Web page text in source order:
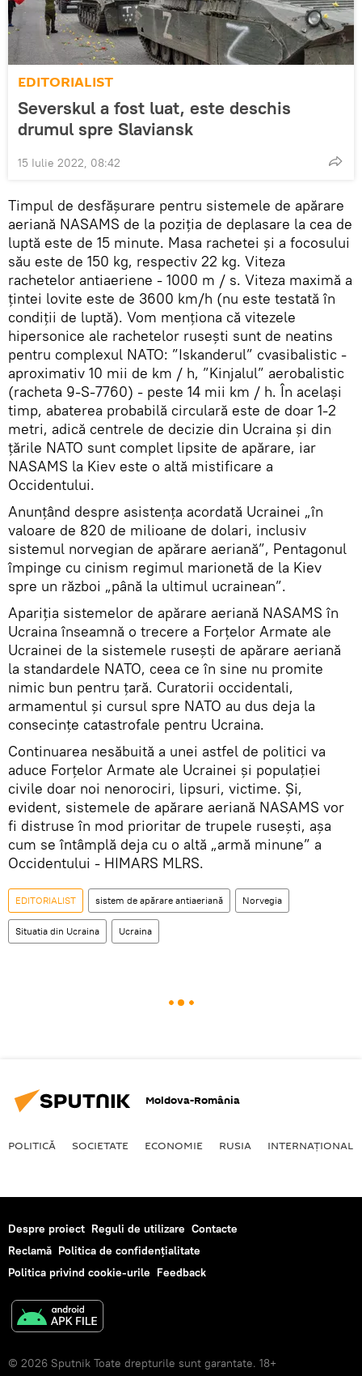
EDITORIALIST
Severskul a fost luat, este deschis
drumul spre Slaviansk
15 Iulie 2022, 08:42
Timpul de desfășurare pentru sistemele de apărare
aeriană NASAMS de la poziția de deplasare la cea de
luptă este de 15 minute. Masa rachetei și a focosului
său este de 150 kg, respectiv 22 kg. Viteza
rachetelor antiaeriene - 1000 m / s. Viteza maximă a
țintei lovite este de 3600 km/h (nu este testată în
condiții de luptă). Vom menționa că vitezele
hipersonice ale rachetelor rusești sunt de neatins
pentru complexul NATO: ”Iskanderul” cvasibalistic -
aproximativ 10 mii de km / h, ”Kinjalul” aerobalistic
(racheta 9-S-7760) - peste 14 mii km / h. În același
timp, abaterea probabilă circulară este de doar 1-2
metri, adică centrele de decizie din Ucraina și din
țările NATO sunt complet lipsite de apărare, iar
NASAMS la Kiev este o altă mistificare a
Occidentului.
Anunțând despre asistența acordată Ucrainei „în
valoare de 820 de milioane de dolari, inclusiv
sistemul norvegian de apărare aeriană”, Pentagonul
împinge cu cinism regimul marionetă de la Kiev
spre un război „până la ultimul ucrainean”.
Apariția sistemelor de apărare aeriană NASAMS în
Ucraina înseamnă o trecere a Forțelor Armate ale
Ucrainei de la sistemele rusești de apărare aeriană
la standardele NATO, ceea ce în sine nu promite
nimic bun pentru țară. Curatorii occidentali,
armamentul și cursul spre NATO au dus deja la
consecințe catastrofale pentru Ucraina.
Continuarea nesăbuită a unei astfel de politici va
aduce Forțelor Armate ale Ucrainei și populației
civile doar noi nenorociri, lipsuri, victime. Și,
evident, sistemele de apărare aeriană NASAMS vor
fi distruse în mod prioritar de trupele rusești, așa
cum se întâmplă deja cu o altă „armă minune” a
Occidentului - HIMARS MLRS.
EDITORIALIST sistem de apărare antiaeriană Norvegia
Situatia din Ucraina Ucraina
Moldova-România
POLITICĂ SOCIETATE ECONOMIE RUSIA INTERNAŢIONAL
Despre proiect Reguli de utilizare Contacte
Reclamă Politica de confidențialitate
Politica privind cookie-urile Feedback
© 2026 Sputnik Toate drepturile sunt garantate. 18+